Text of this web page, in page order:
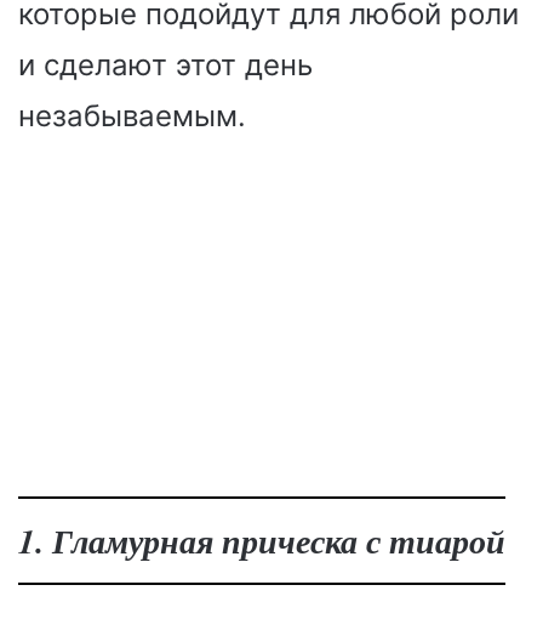
которые подойдут для любой роли
и сделают этот день
незабываемым.
1. Гламурная прическа с тиарой